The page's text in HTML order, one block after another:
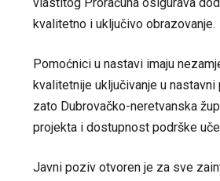
kvalitetno i uključivo obrazovanje.
Pomoćnici u nastavi imaju
kvalitetnije uključivanje u
zato Dubrovačko-neretvanska
projekta i dostupnost podrške
Javni poziv otvoren je za sve